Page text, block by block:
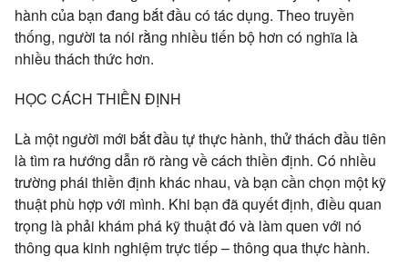
hành của bạn đang bắt đầu có tác dụng. Theo truyền
thống, người ta nói rằng nhiều tiến bộ hơn có nghĩa là
nhiều thách thức hơn.
HỌC CÁCH THIỀN ĐỊNH
Là một người mới bắt đầu tự thực hành, thử thách đầu tiên
là tìm ra hướng dẫn rõ ràng về cách thiền định. Có nhiều
trường phái thiền định khác nhau, và bạn cần chọn một kỹ
thuật phù hợp với mình. Khi bạn đã quyết định, điều quan
trọng là phải khám phá kỹ thuật đó và làm quen với nó
thông qua kinh nghiệm trực tiếp – thông qua thực hành.